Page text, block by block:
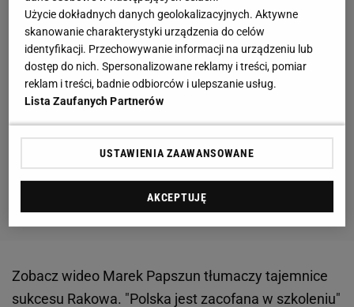
Zobacz wideo Marek Papszun tłumaczy tajemnice
sukcesu Rakowa. "Polska jest zacofana w szkoleniu"
Użycie dokładnych danych geolokalizacyjnych. Aktywne
skanowanie charakterystyki urządzenia do celów
identyfikacji. Przechowywanie informacji na urządzeniu lub
dostęp do nich. Spersonalizowane reklamy i treści, pomiar
reklam i treści, badnie odbiorców i ulepszanie usług.
Lista Zaufanych Partnerów
USTAWIENIA ZAAWANSOWANE
AKCEPTUJĘ